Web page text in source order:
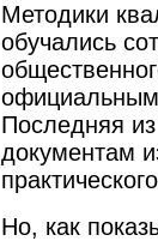
Методики
обучались
Последняя
документам
Но, как